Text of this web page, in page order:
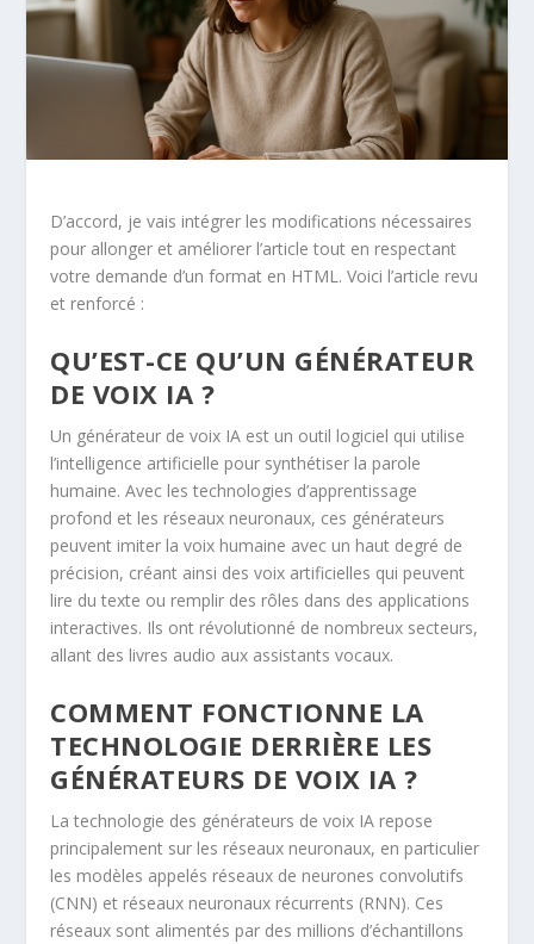
D’accord, je vais intégrer les modifications nécessaires
pour allonger et améliorer l’article tout en respectant
votre demande d’un format en HTML. Voici l’article revu
et renforcé :
QU’EST-CE QU’UN GÉNÉRATEUR
DE VOIX IA ?
Un générateur de voix IA est un outil logiciel qui utilise
l’intelligence artificielle pour synthétiser la parole
humaine. Avec les technologies d’apprentissage
profond et les réseaux neuronaux, ces générateurs
peuvent imiter la voix humaine avec un haut degré de
précision, créant ainsi des voix artificielles qui peuvent
lire du texte ou remplir des rôles dans des applications
interactives. Ils ont révolutionné de nombreux secteurs,
allant des livres audio aux assistants vocaux.
COMMENT FONCTIONNE LA
TECHNOLOGIE DERRIÈRE LES
GÉNÉRATEURS DE VOIX IA ?
La technologie des générateurs de voix IA repose
principalement sur les réseaux neuronaux, en particulier
les modèles appelés réseaux de neurones convolutifs
(CNN) et réseaux neuronaux récurrents (RNN). Ces
réseaux sont alimentés par des millions d’échantillons